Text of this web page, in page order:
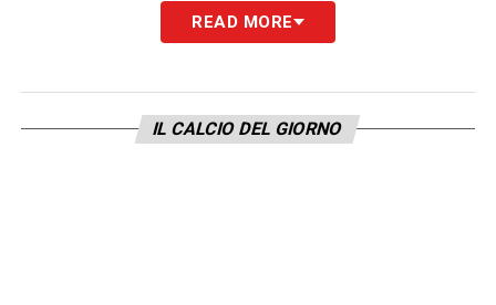
proposto circa 54 milioni di euro per il
terzino francese. Sebbene ilMilan
declinato il trasferimento.
READ MORE
IL CALCIO DEL GIORNO